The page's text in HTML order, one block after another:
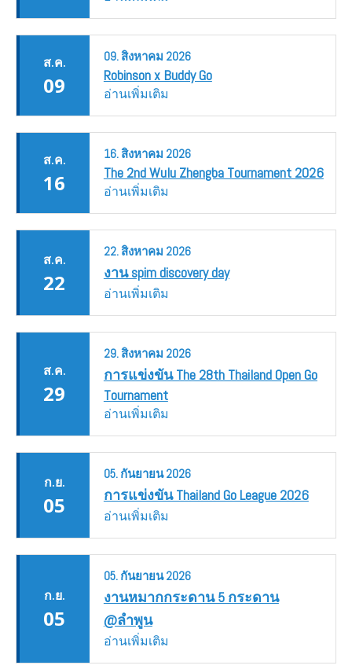
ส.ค.
09
09.สิงหาคม 2026
Robinson x Buddy Go
อ่านเพิ่มเติม
ส.ค.
16
16.สิงหาคม 2026
The 2nd Wulu Zhengba Tournament 2026
อ่านเพิ่มเติม
ส.ค.
22
22.สิงหาคม 2026
งาน spim discovery day
อ่านเพิ่มเติม
ส.ค.
29
29.สิงหาคม 2026
การแข่งขัน The 28th Thailand Open Go
Tournament
อ่านเพิ่มเติม
ก.ย.
05
05. กันยายน2026
การแข่งขัน Thailand Go League 2026
อ่านเพิ่มเติม
ก.ย.
05
05. กันยายน2026
งานหมากกระดาน 5 กระดาน
@ลำพูน
อ่านเพิ่มเติม